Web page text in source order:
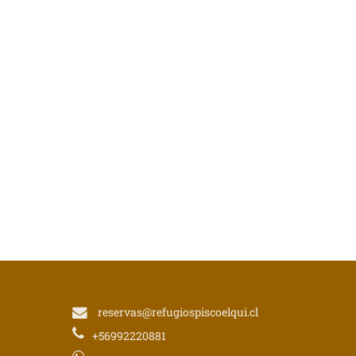
reservas@refugiospiscoelqui.cl
+56992220881